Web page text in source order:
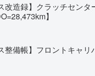
改造録】クラッチセン
】
整備帳】フロントキャ